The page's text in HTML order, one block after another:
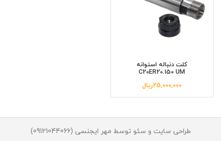
کلت دنباله استوانه
C20ER20.150 UM
25,000,000ریال
طراحی سایت و سئو توسط مهر ایجنسی (09121044066)